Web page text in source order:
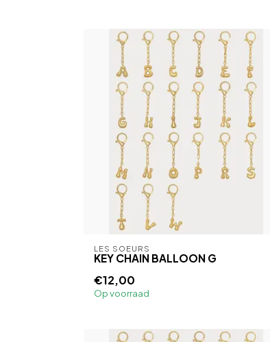
LES SOEURS
KEY CHAIN BALLOON G
€12,00
Op voorraad